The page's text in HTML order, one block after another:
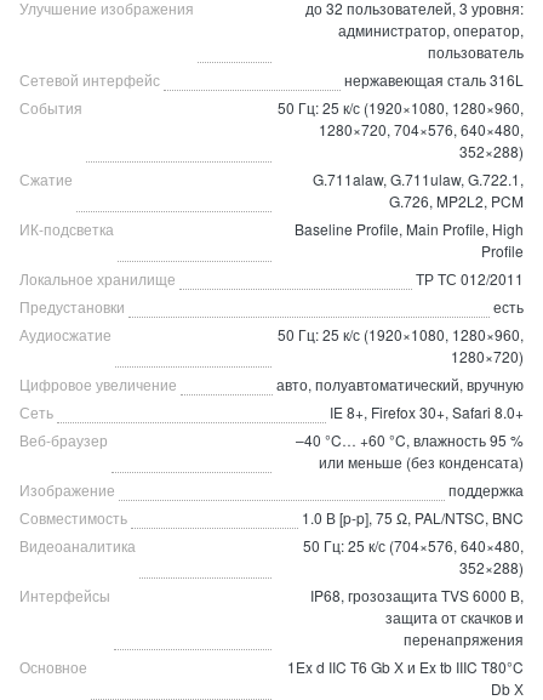
Улучшение изображения
до 32 пользователей, 3 уровня:
администратор, оператор,
пользователь
Сетевой интерфейс
нержавеющая сталь 316L
События
50 Гц: 25 к/с (1920×1080, 1280×960,
1280×720, 704×576, 640×480,
352×288)
Сжатие
G.711alaw, G.711ulaw, G.722.1,
G.726, MP2L2, PCM
ИК-подсветка
Baseline Profile, Main Profile, High
Profile
Локальное хранилище
ТР ТС 012/2011
Предустановки
есть
Аудиосжатие
50 Гц: 25 к/с (1920×1080, 1280×960,
1280×720)
Цифровое увеличение
авто, полуавтоматический, вручную
Сеть
IE 8+, Firefox 30+, Safari 8.0+
Веб-браузер
–40 °C… +60 °C, влажность 95 %
или меньше (без конденсата)
Изображение
поддержка
Совместимость
1.0 В [p-p], 75 Ω, PAL/NTSC, BNC
Видеоаналитика
50 Гц: 25 к/с (704×576, 640×480,
352×288)
Интерфейсы
IP68, грозозащита TVS 6000 В,
защита от скачков и
перенапряжения
Основное
1Ex d IIC T6 Gb Х и Ex tb IIIC T80°C
Db Х